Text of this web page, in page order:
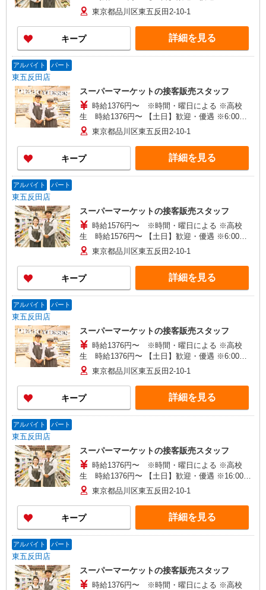
8:00 時給＋200円 ※22:00以降 基本時給より
25％UP
東京都品川区東五反田2-10-1
キープ 詳細を見る
アルバイト パート
東五反田店
スーパーマーケットの接客販売スタッフ
時給1376円〜 ※時間・曜日による ※高校
生 時給1376円〜 【土日】歓迎・優遇 ※6:00〜
8:00 時給＋200円 ※22:00以降 基本時給より
25％UP
東京都品川区東五反田2-10-1
キープ 詳細を見る
アルバイト パート
東五反田店
スーパーマーケットの接客販売スタッフ
時給1576円〜 ※時間・曜日による ※高校
生 時給1576円〜 【土日】歓迎・優遇 ※6:00〜
8:00 時給＋200円 ※22:00以降 基本時給より
25％UP
東京都品川区東五反田2-10-1
キープ 詳細を見る
アルバイト パート
東五反田店
スーパーマーケットの接客販売スタッフ
時給1376円〜 ※時間・曜日による ※高校
生 時給1376円〜 【土日】歓迎・優遇 ※6:00〜
8:00 時給＋200円 ※22:00以降 基本時給より
25％UP
東京都品川区東五反田2-10-1
キープ 詳細を見る
アルバイト パート
東五反田店
スーパーマーケットの接客販売スタッフ
時給1376円〜 ※時間・曜日による ※高校
生 時給1376円〜 【土日】歓迎・優遇 ※16:00〜
21:00 時給＋100円 ※21:00〜翌2:00 時給＋200
円
東京都品川区東五反田2-10-1
キープ 詳細を見る
アルバイト パート
東五反田店
スーパーマーケットの接客販売スタッフ
時給1376円〜 ※時間・曜日による ※高校